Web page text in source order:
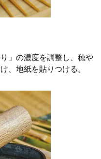
」の濃度を調整し、穂や
、地紙を貼りつける。